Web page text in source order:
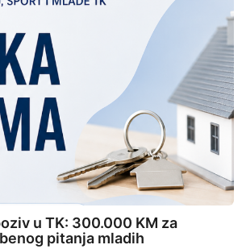
u TK: 300.000 KM za
pitanja mladih